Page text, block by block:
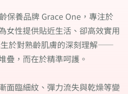
保養品牌 Grace One，專注於
女性提供貼近生活、卻高效實用
於對熟齡肌膚的深刻理解——
疊，而在於精準呵護。
面臨細紋、彈力流失與乾燥等變